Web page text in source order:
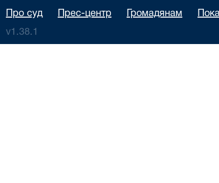
Про суд Прес-центр Громадянам
v1.38.1